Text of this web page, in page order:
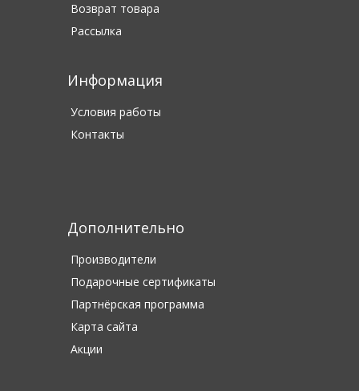
Возврат товара
Рассылка
Информация
Условия работы
Контакты
Дополнительно
Производители
Подарочные сертификаты
Партнёрская программа
Карта сайта
Акции